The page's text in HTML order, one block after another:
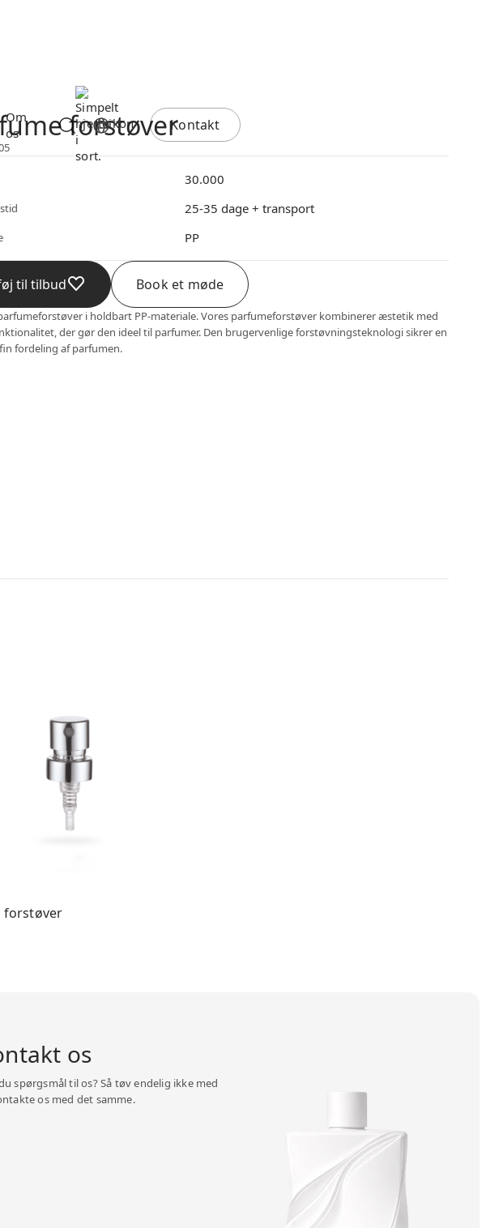
Om
os
Kontakt
forstøver
30.000
25-35 dage + transport
PP
til tilbud Book et møde
i holdbart PP-materiale. Vores parfumeforstøver kombinerer æstetik med
der gør den ideel til parfumer. Den brugervenlige forstøvningsteknologi sikrer en
fordeling af parfumen.
forstøver
os
spørgsmål til os? Så tøv endelig ikke med
os med det samme.